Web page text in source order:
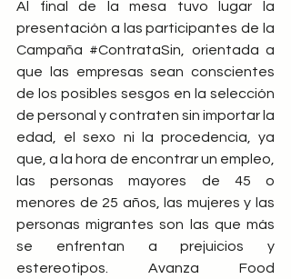
Al final de la mesa tuvo lugar la
presentación a las participantes de la
Campaña #ContrataSin , orientada a
que las empresas sean conscientes
de los posibles sesgos en la selección
de personal y contraten sin importar la
edad, el sexo ni la procedencia, ya
que, a la hora de encontrar un empleo,
las personas mayores de 45 o
menores de 25 años, las mujeres y las
personas migrantes son las que más
se enfrentan a prejuicios y
estereotipos. Avanza Food